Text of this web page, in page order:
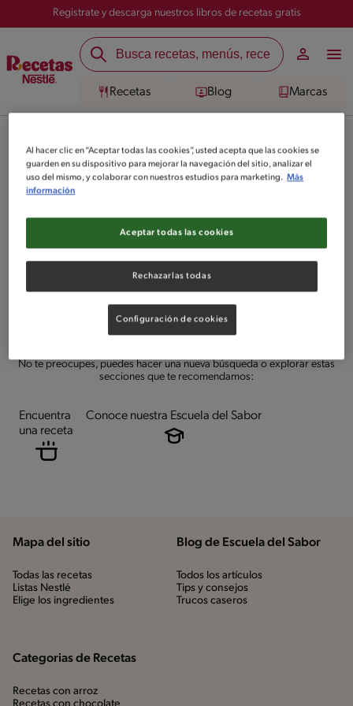
Registrate y descarga nuestros libros de recetas gratis
Recetas Blog Marcas
Checa todas las recetas que hemos separado para que te aventures en
la cocina y te sientas un excelente Chef. Accede ahora mismo.
No pudimos encontrar ningún
resultado para tu búsqueda.
No te preocupes, puedes hacer una nueva búsqueda o explorar estas
secciones que te recomendamos:
Encuentra
una receta
Conoce nuestra Escuela del Sabor
Mapa del sitio
Todas las recetas
Listas Nestlé
Elige los ingredientes
Blog de Escuela del Sabor
Todos los artículos
Tips y consejos
Trucos caseros
Categorias de Recetas
Recetas con arroz
Al hacer clic en “Aceptar todas las cookies”, usted acepta que las cookies se
guarden en su dispositivo para mejorar la navegación del sitio, analizar el
uso del mismo, y colaborar con nuestros estudios para marketing. Más
información
Rechazarlas todas
Aceptar todas las cookies
Configuración de cookies